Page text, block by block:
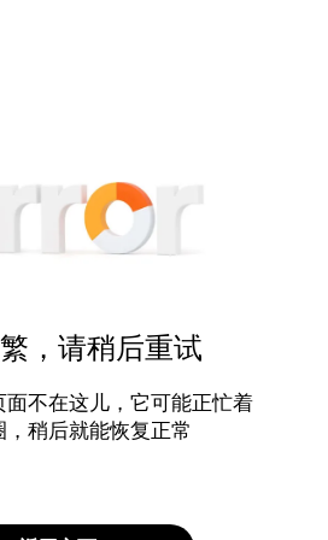
，请稍后重试
面不在这儿，它可能正忙着
，稍后就能恢复正常